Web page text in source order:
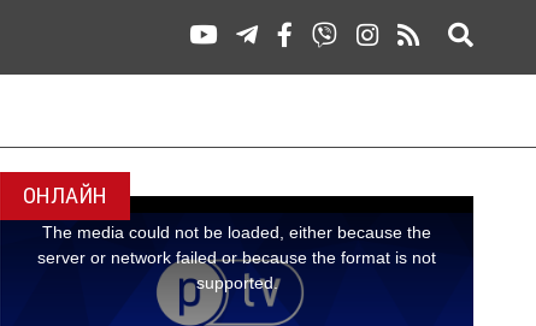
ОНЛАЙН